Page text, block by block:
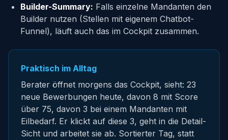
Builder-Summary: Falls einzelne Mandanten den
Builder nutzen (Stellen mit eigenem Chatbot-
Funnel), läuft auch das im Cockpit zusammen.
Praktisch im Alltag
Berater öffnet morgens das Cockpit, sieht: 23
neue Bewerbungen heute, davon 8 mit Score
über 75, davon 3 bei einem Mandanten mit
Eilbedarf. Er klickt auf diese 3, geht in die Detail-
Sicht und arbeitet sie ab. Sortierter Tag, statt